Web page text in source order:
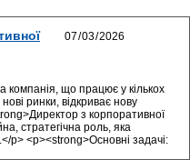
компанія, що працює у кількох
ринки, відкриває нову
з корпоративної
стратегічна роль, яка
p> <p><strong>Основні задачі: